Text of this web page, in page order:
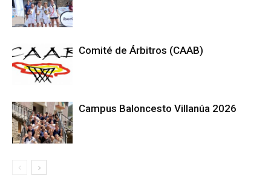
Comité de Árbitros (CAAB)
Campus Baloncesto Villanúa 2026